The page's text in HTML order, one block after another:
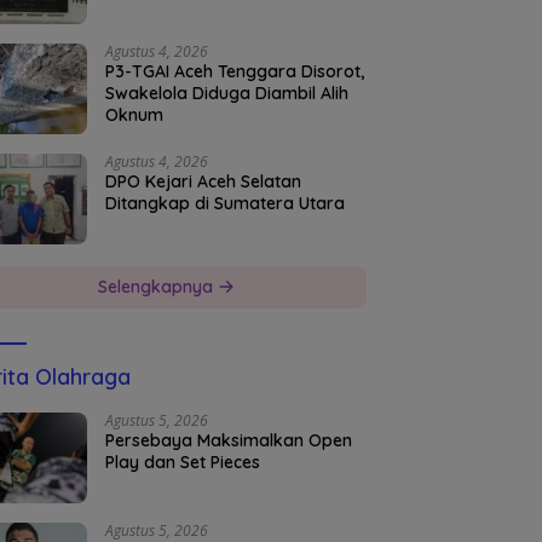
Agustus 4, 2026
P3-TGAI Aceh Tenggara Disorot,
Swakelola Diduga Diambil Alih
Oknum
Agustus 4, 2026
DPO Kejari Aceh Selatan
Ditangkap di Sumatera Utara
Selengkapnya
Olahraga
Agustus 5, 2026
Persebaya Maksimalkan Open
Play dan Set Pieces
Agustus 5, 2026